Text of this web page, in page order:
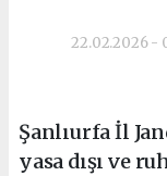
22.02.2026 -
Şanlıurfa İl
yasa dışı ve